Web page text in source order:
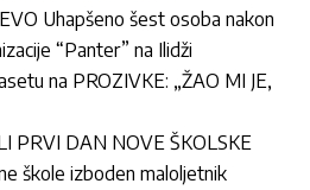
Uhapšeno šest osoba nakon
“Panter” na Ilidži
na PROZIVKE: „ŽAO MI JE,
PRVI DAN NOVE ŠKOLSKE
škole izboden maloljetnik